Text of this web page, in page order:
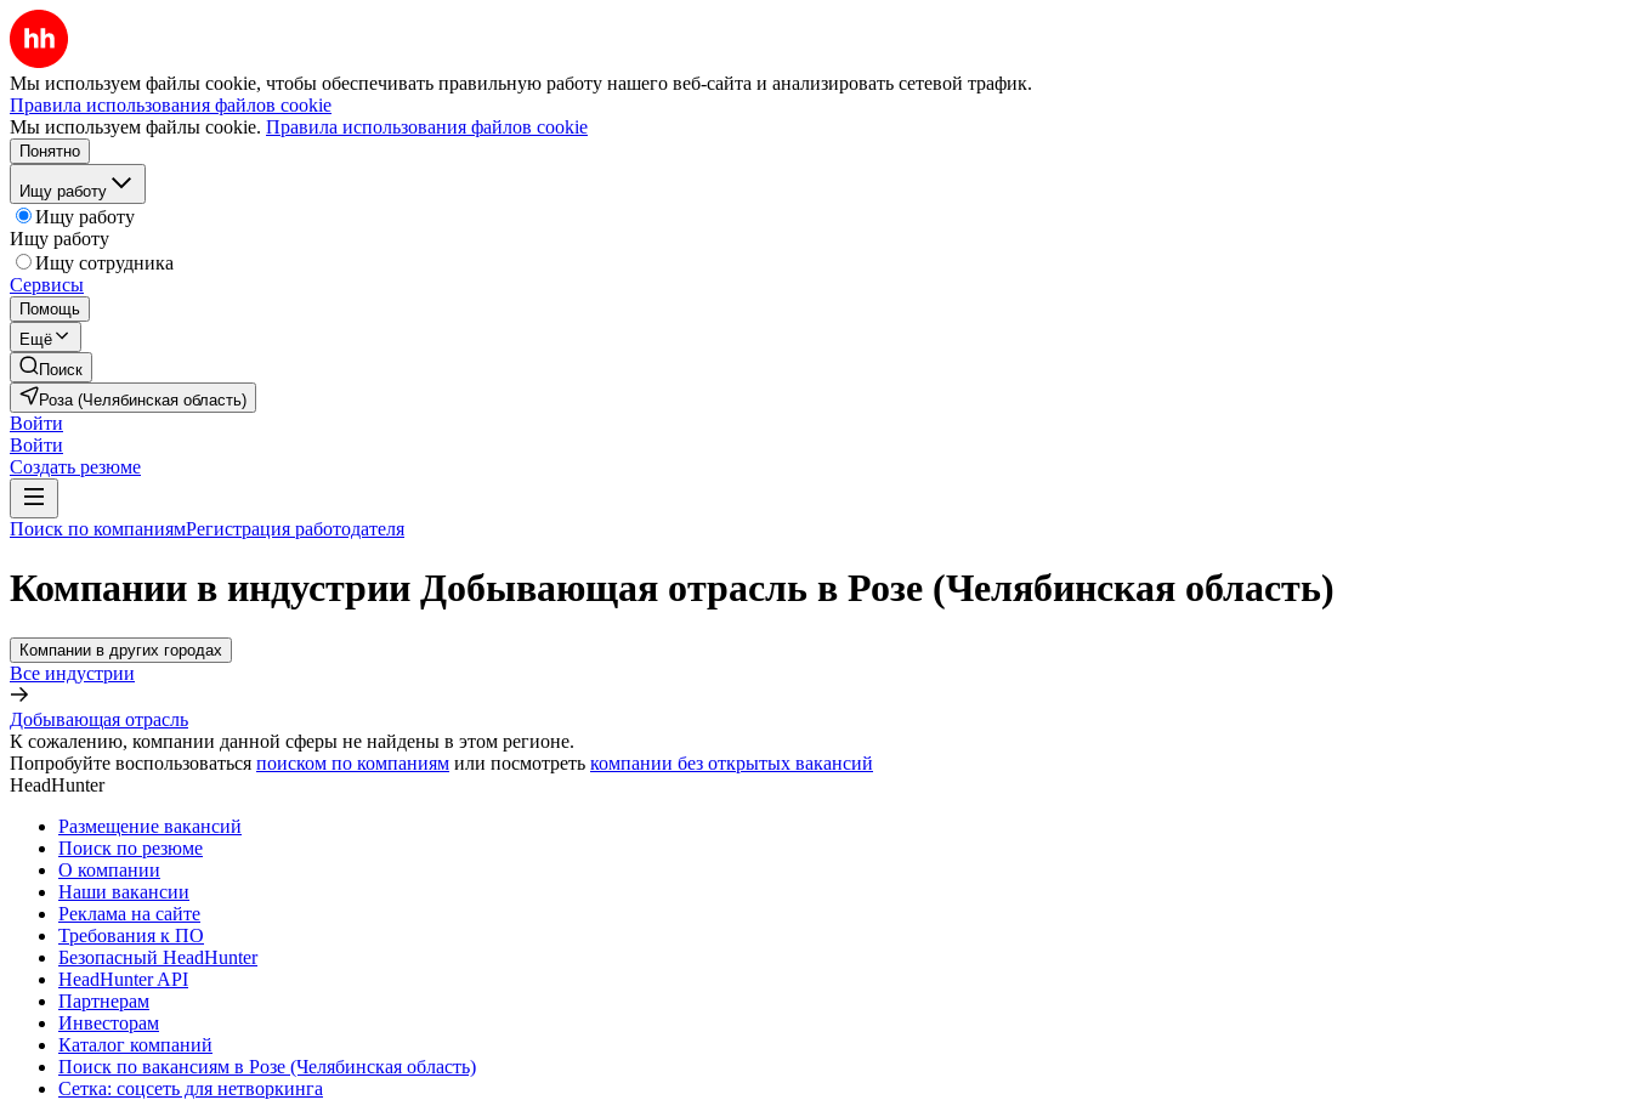
Мы используем файлы cookie, чтобы обеспечивать правильную работу нашего веб-сайта и анализировать сетевой трафик.
Правила использования файлов cookie
Мы используем файлы cookie. Правила использования файлов cookie
Понятно
Ищу работу
Ищу работу
Ищу работу
Ищу сотрудника
Сервисы
Помощь
Ещё
Поиск
Роза (Челябинская область)
Войти
Войти
Создать резюме
Поиск по компаниямРегистрация работодателя
Компании в индустрии Добывающая отрасль в Розе (Челябинская область)
Компании в других городах
Все индустрии
Добывающая отрасль
К сожалению, компании данной сферы не найдены в этом регионе.
Попробуйте воспользоваться поиском по компаниям или посмотреть компании без открытых вакансий
HeadHunter
Размещение вакансий
Поиск по резюме
О компании
Наши вакансии
Реклама на сайте
Требования к ПО
Безопасный HeadHunter
HeadHunter API
Партнерам
Инвесторам
Каталог компаний
Поиск по вакансиям в Розе (Челябинская область)
Сетка: соцсеть для нетворкинга